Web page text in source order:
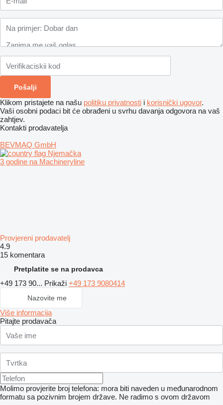
Klikom pristajete na našu politiku privatnosti i korisnički ugovor.
Vaši osobni podaci bit će obrađeni u svrhu davanja odgovora na vaš
zahtjev.
Kontakti prodavatelja
BEVMAQ GmbH
Njemačka
3 godine na Machineryline
Provjereni prodavatelj
4.9
15 komentara
Pretplatite se na prodavca
+49 173 90... Prikaži +49 173 9080414
Nazovite me
Više informacija
Pitajte prodavača
Molimo provjerite broj telefona: mora biti naveden u međunarodnom
formatu sa pozivnim brojem države. Ne radimo s ovom državom